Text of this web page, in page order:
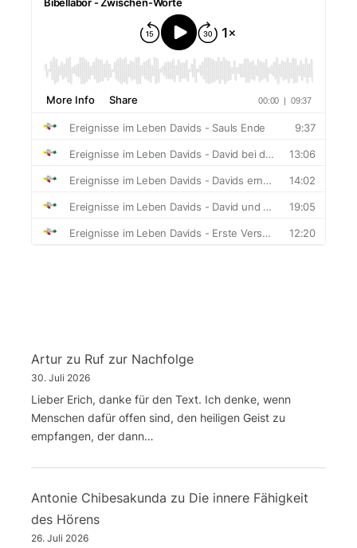
Artur zu Ruf zur Nachfolge
30. Juli 2026
Lieber Erich, danke für den Text. Ich denke, wenn
Menschen dafür offen sind, den heiligen Geist zu
empfangen, der dann…
Antonie Chibesakunda zu Die innere Fähigkeit
des Hörens
26. Juli 2026